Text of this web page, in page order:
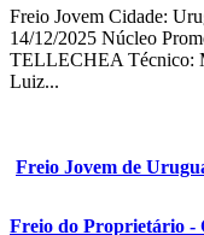
Freio Jovem Cidade:
14/12/2025 Núcleo
TELLECHEA Técnico:
Luiz...
Freio Jovem de
Freio do Proprietário -